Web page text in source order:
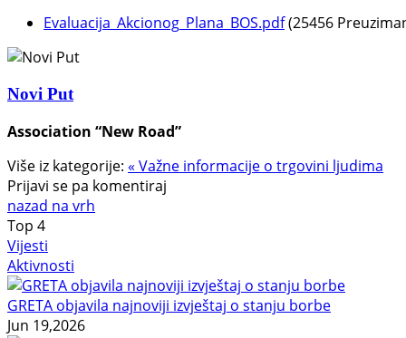
Evaluacija_Akcionog_Plana_BOS.pdf(25456
Novi Put
Association “New Road”
Više iz kategorije: « Važne informacije o trgovini ljudima
Prijavi se pa komentiraj
nazad na vrh
Top 4
Vijesti
Aktivnosti
GRETA objavila najnoviji izvještaj o stanju borbe
Jun 19,2026